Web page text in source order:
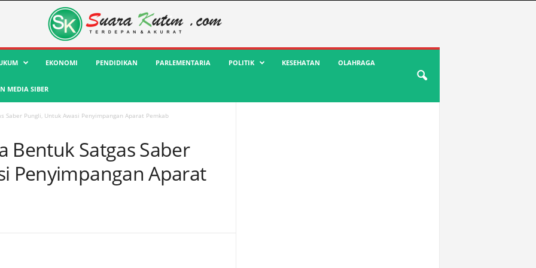
EKONOMI PENDIDIKAN PARLEMENTARIA POLITIK KESEHATAN OLAHRAGA
MEDIA SIBER
Saber Pungli, Untuk Awasi Penyimpangan Aparat Pemkab
Bentuk Satgas Saber
Penyimpangan Aparat